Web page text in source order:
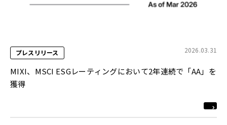
プレスリリース 2026.03.31
MIXI、MSCI ESGレーティングにおいて2年連続で「AA」を
獲得